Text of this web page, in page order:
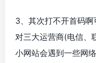
3、其次打不开首码
对三大运营商(电信、
小网站会遇到一些网